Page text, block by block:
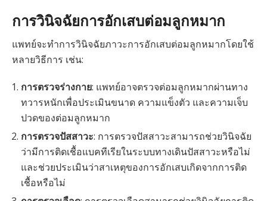
การวินิจฉัยการอักเสบต่อมลูกหมาก
แพทย์จะทำการวินิจฉัยภาวะการอักเสบต่อมลูกหมากโดยใช้
หลายวิธีการ เช่น:
การตรวจร่างกาย: แพทย์อาจตรวจต่อมลูกหมากผ่านทาง
ทวารหนักเพื่อประเมินขนาด ความแข็งตัว และความเจ็บ
ปวดของต่อมลูกหมาก
การตรวจปัสสาวะ: การตรวจปัสสาวะสามารถช่วยวินิจฉัย
ว่ามีการติดเชื้อแบคทีเรียในระบบทางเดินปัสสาวะหรือไม่
และช่วยประเมินว่าสาเหตุของการอักเสบเกิดจากการติด
เชื้อหรือไม่